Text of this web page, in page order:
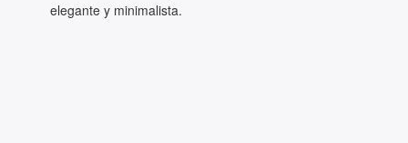
elegante y minimalista.